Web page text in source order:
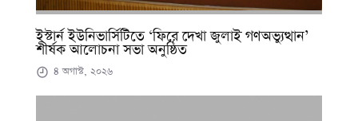
ইস্টার্ন ইউনিভার্সিটিতে ‘ফিরে দেখা জুলাই গণঅভ্যুত্থান’
শীর্ষক আলোচনা সভা অনুষ্ঠিত
৪ অগাস্ট, ২০২৬